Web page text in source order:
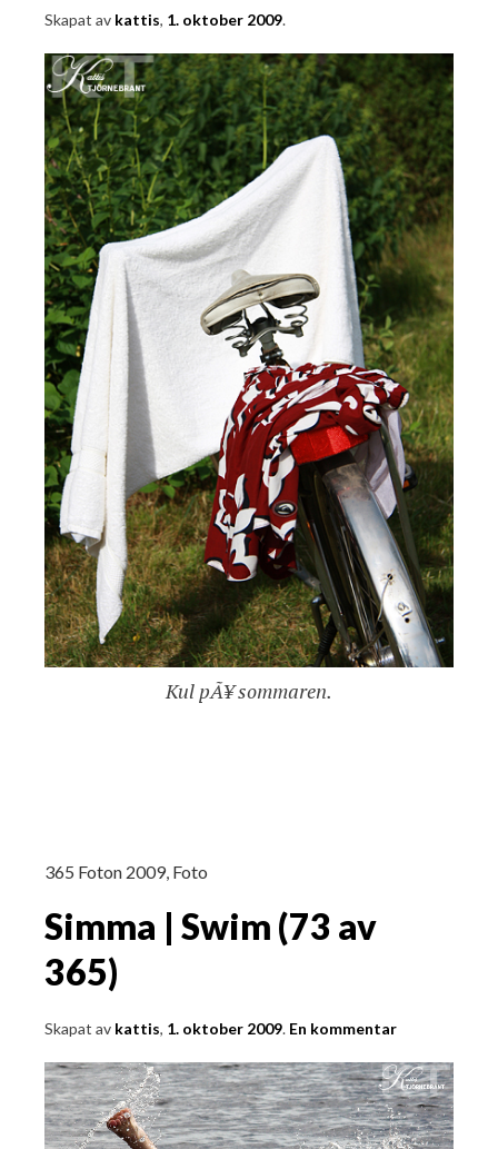
Skapat av kattis, 1. oktober 2009.
Kul pÃ¥ sommaren.
365 Foton 2009, Foto
Simma | Swim (73 av
365)
Skapat av kattis, 1. oktober 2009. En kommentar